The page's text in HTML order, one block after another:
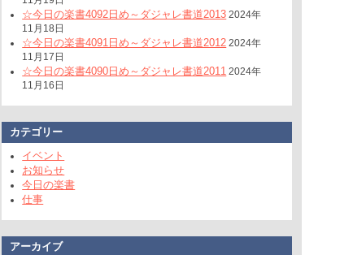
☆今日の楽書4092日め～ダジャレ書道2013 2024年
11月18日
☆今日の楽書4091日め～ダジャレ書道2012 2024年
11月17日
☆今日の楽書4090日め～ダジャレ書道2011 2024年
11月16日
カテゴリー
イベント
お知らせ
今日の楽書
仕事
アーカイブ